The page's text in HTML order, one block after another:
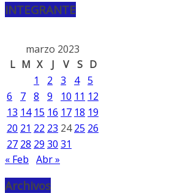
INTEGRANTE
marzo 2023
L M X J V S D
1
2 3 4 5
6
7 8 9 10 11 12
13 14 15 16 17 18 19
20 21 22 23 24 25 26
27 28 29 30 31
« Feb Abr »
Archivos